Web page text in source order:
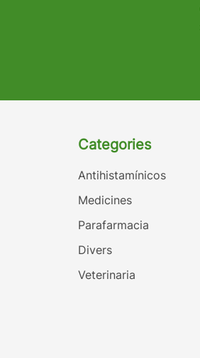
Categories
Antihistamínicos
Medicines
Parafarmacia
Divers
Veterinaria